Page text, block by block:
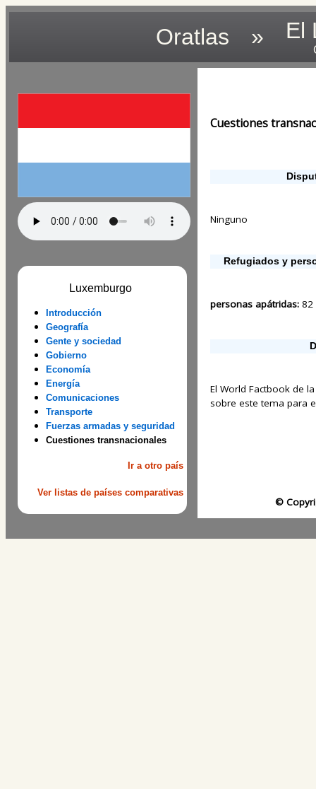
Oratlas » El
Luxemburgo
Introducción
Geografía
Gente y sociedad
Gobierno
Economía
Energía
Comunicaciones
Transporte
Fuerzas armadas y seguridad
Cuestiones transnacionales
Ir a otro país
Ver listas de países comparativas
Cuestiones
Ninguno
Refugiados y
personas apátridas: 82
El World Factbook de
sobre este tema para
©